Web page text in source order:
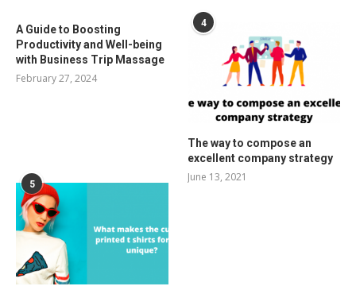
A Guide to Boosting
Productivity and Well-being
with Business Trip Massage
February 27, 2024
4
The way to compose an
excellent company strategy
June 13, 2021
5